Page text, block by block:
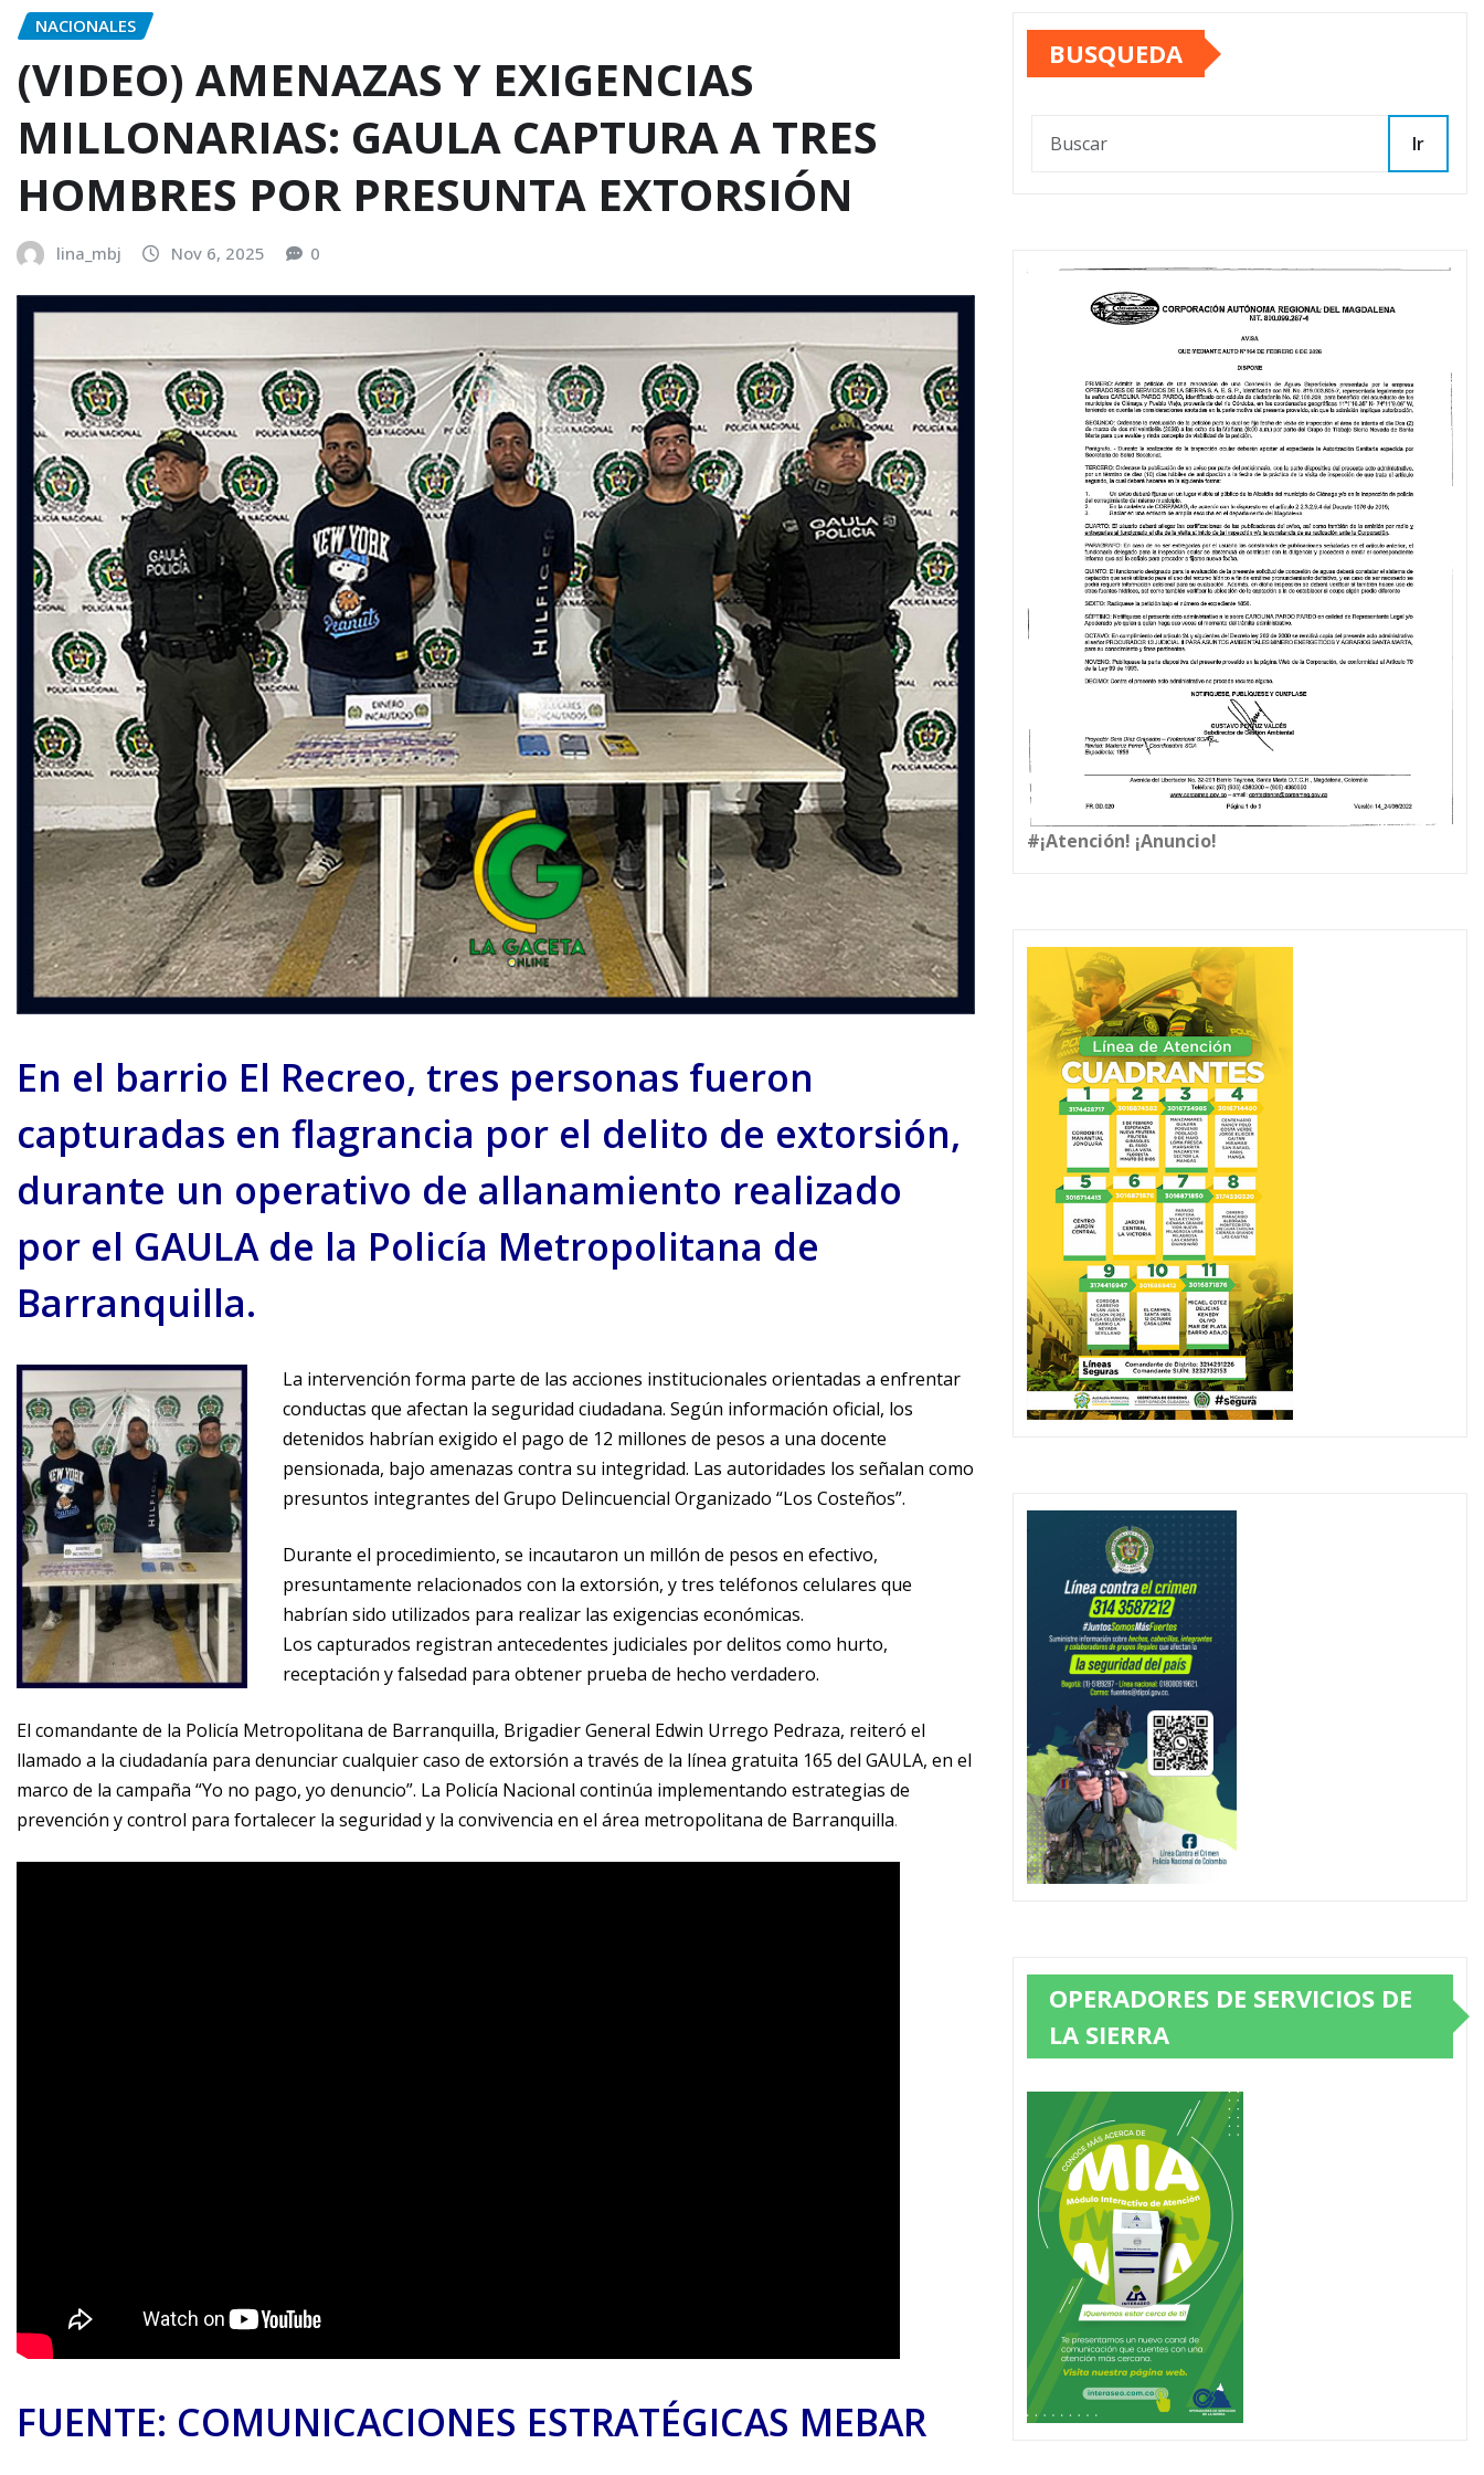
NACIONALES
(VIDEO) AMENAZAS Y EXIGENCIAS
MILLONARIAS: GAULA CAPTURA A TRES
HOMBRES POR PRESUNTA EXTORSIÓN
lina_mbj Nov 6, 2025 0
En el barrio El Recreo, tres personas fueron
capturadas en flagrancia por el delito de extorsión,
durante un operativo de allanamiento realizado
por el GAULA de la Policía Metropolitana de
Barranquilla.
La intervención forma parte de las acciones institucionales orientadas a enfrentar
conductas que afectan la seguridad ciudadana. Según información oficial, los
detenidos habrían exigido el pago de 12 millones de pesos a una docente
pensionada, bajo amenazas contra su integridad. Las autoridades los señalan como
presuntos integrantes del Grupo Delincuencial Organizado “Los Costeños”.
Durante el procedimiento, se incautaron un millón de pesos en efectivo,
presuntamente relacionados con la extorsión, y tres teléfonos celulares que
habrían sido utilizados para realizar las exigencias económicas.
Los capturados registran antecedentes judiciales por delitos como hurto,
receptación y falsedad para obtener prueba de hecho verdadero.
El comandante de la Policía Metropolitana de Barranquilla, Brigadier General Edwin Urrego Pedraza, reiteró el
llamado a la ciudadanía para denunciar cualquier caso de extorsión a través de la línea gratuita 165 del GAULA, en el
marco de la campaña “Yo no pago, yo denuncio”. La Policía Nacional continúa implementando estrategias de
prevención y control para fortalecer la seguridad y la convivencia en el área metropolitana de Barranquilla.
FUENTE: COMUNICACIONES ESTRATÉGICAS MEBAR
BUSQUEDA
Ir
#¡Atención! ¡Anuncio!
OPERADORES DE SERVICIOS DE
LA SIERRA